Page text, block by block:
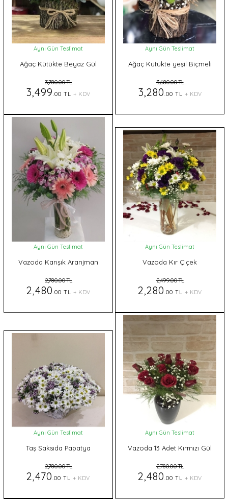
Aynı Gün Teslimat
Ağaç Kütükte Beyaz Gül
3,780.00 TL
3,499.00 TL + KDV
Aynı Gün Teslimat
Ağaç Kütükte yeşil Biçmeli
3,680.00 TL
3,280.00 TL + KDV
Aynı Gün Teslimat
Vazoda Karışık Aranjman
2,780.00 TL
2,480.00 TL + KDV
Aynı Gün Teslimat
Vazoda Kır Çiçek
2,499.00 TL
2,280.00 TL+ KDV
Aynı Gün Teslimat
Taş Saksıda Papatya
2,780.00 TL
2,470.00 TL+ KDV
Aynı Gün Teslimat
Vazoda 13 Adet Kırmızı Gül
2,780.00 TL
2,480.00 TL+ KDV